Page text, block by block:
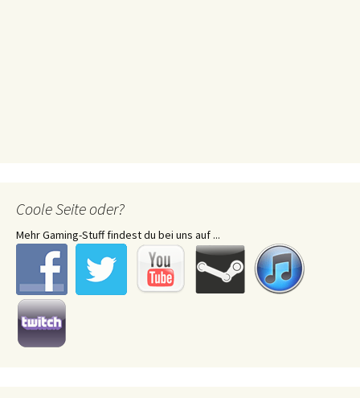
Coole Seite oder?
Mehr Gaming-Stuff findest du bei uns auf ...